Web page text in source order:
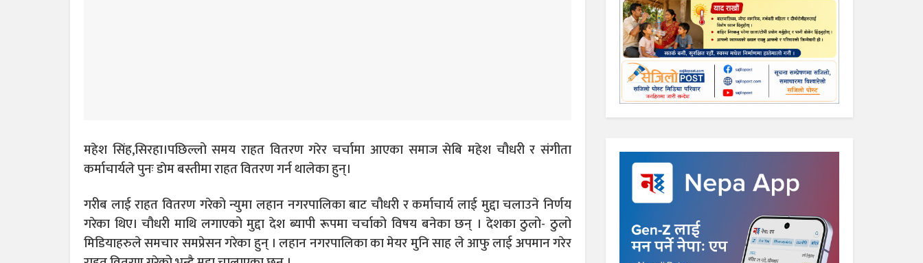
महेश सिंह,सिरहा।पछिल्लो समय राहत वितरण गरेर चर्चामा आएका समाज सेबि महेश चौधरी र संगीता
कर्माचार्यले पुनः डाेम बस्तीमा राहत वितरण गर्न थालेका हुन्।
गरीब लाई राहत वितरण गरेको न्युमा लहान नगरपालिका बाट चौधरी र कर्माचार्य लाई मुद्दा चलाउने निर्णय
गरेका थिए। चौधरी माथि लगाएको मुद्दा देश ब्यापी रूपमा चर्चाको विषय बनेका छन् । देशका ठुलो- ठुलो
मिडियाहरुले समचार समप्रेसन गरेका हुन् । लहान नगरपालिका का मेयर मुनि साह ले आफु लाई अपमान गरेर